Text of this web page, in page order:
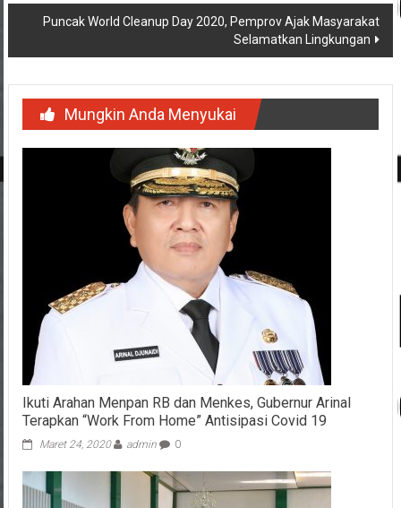
Puncak World Cleanup Day 2020, Pemprov Ajak Masyarakat
Selamatkan Lingkungan
Mungkin Anda Menyukai
Ikuti Arahan Menpan RB dan Menkes, Gubernur Arinal
Terapkan “Work From Home” Antisipasi Covid 19
Maret 24, 2020 admin 0